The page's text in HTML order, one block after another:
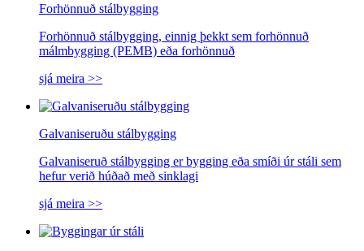
Forhönnuð stálbygging
Forhönnuð stálbygging, einnig þekkt sem forhönnuð
málmbygging (PEMB) eða forhönnuð
sjá meira >>
Galvaniseruðu stálbygging
Galvaniseruð stálbygging er bygging eða smíði úr stáli sem
hefur verið húðað með sinklagi
sjá meira >>